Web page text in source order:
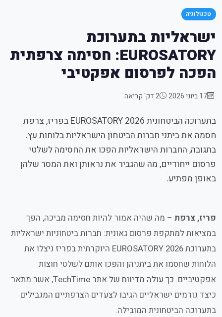
טכנולוגיה
ישראליות בתערוכת
EUROSATORY: חסימה צרפתית
הפכה לפרסום אפקטיבי
17 ביוני 2026 2 דק' קריאה
בתערוכה הביטחונית EUROSATORY 2026 בפריז, צרפת
חסמה את ביתני חברות הביטחון הישראליות בלוחות עץ.
בתגובה, החברות הישראליות הפכו את החסימה לשלטי
פרסום ייחודיים, מה שהגביר את נראותן ואת המסר שלהן
באופן מפתיע.
פריז, צרפת – מה שהיה אמור להיות חסימה מביכה, הפך
במציאות למתקפת פרסום גאונית: חברות ביטחוניות ישראליות
בתערוכת EUROSATORY 2026 היוקרתית בפריז ניצלו את
הלוחות שחסמו את ביתניהן והפכו אותם לשלטי חוצות
אפקטיביים. כך עולה מדיווח של אתר TechTime, אשר מתאר
כיצד גורמים ישראליים הגיבו לצעדים הצרפתיים המגבילים
בתערוכה הביטחונית המובילה.